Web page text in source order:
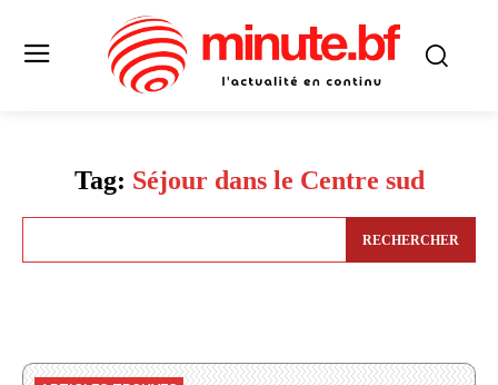
Tag: Séjour dans le Centre sud
RECHERCHER